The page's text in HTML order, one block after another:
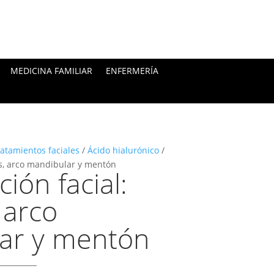
MEDICINA FAMILIAR
ENFERMERÍA
faciales / Ácido hialurónico/
arco mandibular y mentón
facial:
y mentón